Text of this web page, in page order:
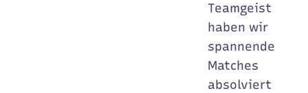
Teamgeist
haben wir
spannende
Matches
absolviert